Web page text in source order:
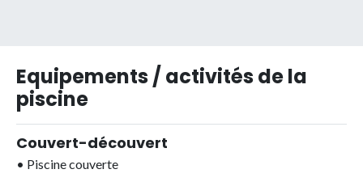
Equipements / activités de la
piscine
Couvert-découvert
• Piscine couverte